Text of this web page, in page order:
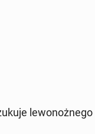
le­wo­noż­ne­go